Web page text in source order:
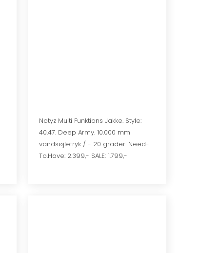
Notyz Multi Funktions Jakke. Style:
40.47. Deep Army. 10.000 mm
vandsøjletryk / - 20 grader. Need-
To.Have: 2.399,- SALE: 1.799,-